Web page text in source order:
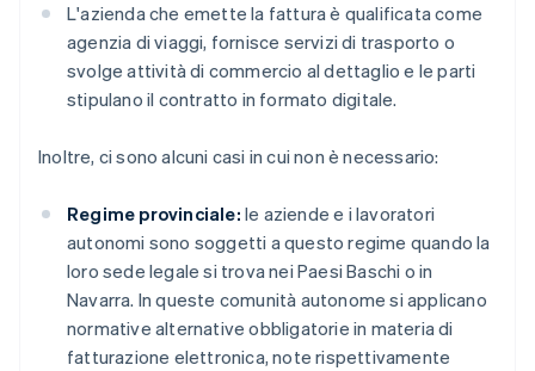
L'azienda che emette la fattura è qualificata come
agenzia di viaggi, fornisce servizi di trasporto o
svolge attività di commercio al dettaglio e le parti
stipulano il contratto in formato digitale.
Inoltre, ci sono alcuni casi in cui non è necessario:
Regime provinciale: le aziende e i lavoratori
autonomi sono soggetti a questo regime quando la
loro sede legale si trova nei Paesi Baschi o in
Navarra. In queste comunità autonome si applicano
normative alternative obbligatorie in materia di
fatturazione elettronica, note rispettivamente